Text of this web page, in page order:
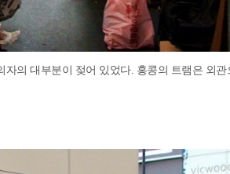
의 대부분이 젖어 있었다. 홍콩의 트램은 외